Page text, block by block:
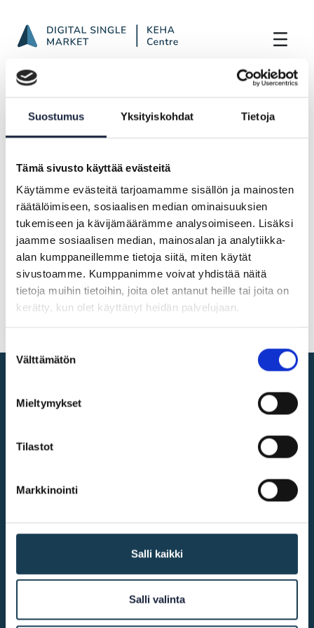
Suostumus Yksityiskohdat Tietoja
Tämä sivusto käyttää evästeitä
Käytämme evästeitä tarjoamamme sisällön ja mainosten
räätälöimiseen, sosiaalisen median ominaisuuksien
tukemiseen ja kävijämäärämme analysoimiseen. Lisäksi
jaamme sosiaalisen median, mainosalan ja analytiikka-
alan kumppaneillemme tietoja siitä, miten käytät
sivustoamme. Kumppanimme voivat yhdistää näitä
tietoja muihin tietoihin, joita olet antanut heille tai joita on
kerätty, kun olet käyttänyt heidän palvelujaan.
valinta
Välttämätön
Mieltymykset
Tilastot
Markkinointi
Salli kaikki
Salli valinta
SDGr Newsletter from November 2024 to
NEWS | 14.02.2025
SDGr Newsletter from November
2024 to January 2025
Newsletter only in Finnish
Digital single market
Cookie declaration